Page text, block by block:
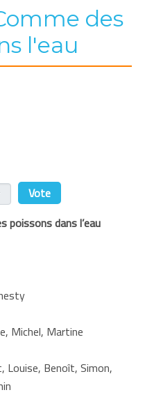
des
l'eau
poissons dans l’eau
Michel, Martine
Louise, Benoît, Simon,